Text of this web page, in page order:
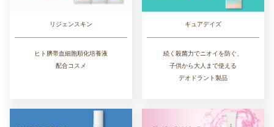
リジェンスキン
ヒト臍帯血細胞順化培養液
配合コスメ
キュアデイズ
続く殺菌力でニオイを防ぐ、
子供から大人まで使える
デオドラント製品